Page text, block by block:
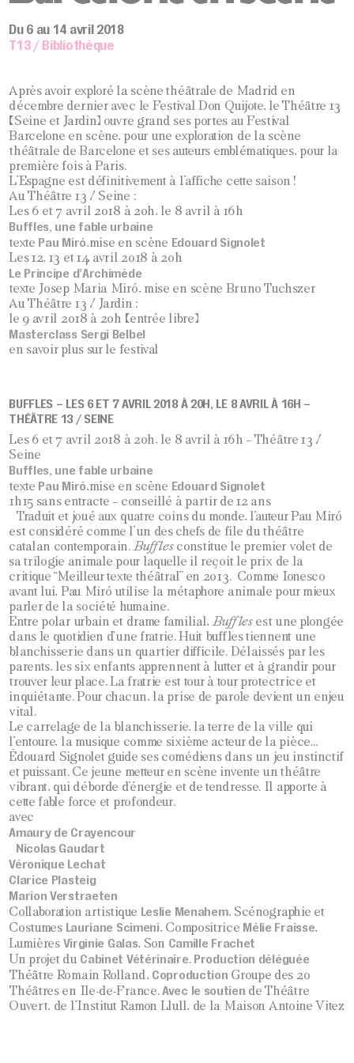
Du 6 au 14 avril 2018
T13 / Bibliothèque
Après avoir exploré la scène théâtrale de Madrid en
décembre dernier avec le Festival Don Quijote, le Théâtre 13
(Seine et Jardin) ouvre grand ses portes au Festival
Barcelone en scène, pour une exploration de la scène
théâtrale de Barcelone et ses auteurs emblématiques, pour la
première fois à Paris.
L’Espagne est définitivement à l’affiche cette saison !
Au Théâtre 13 / Seine :
Les 6 et 7 avril 2018 à 20h, le 8 avril à 16h
Buffles, une fable urbaine
texte Pau Miró,mise en scène Edouard Signolet
Les 12, 13 et 14 avril 2018 à 20h
Le Principe d’Archimède
texte Josep Maria Miró, mise en scène Bruno Tuchszer
Au Théâtre 13 / Jardin :
le 9 avril 2018 à 20h (entrée libre)
Masterclass Sergi Belbel
en savoir plus sur le festival
BUFFLES – LES 6 ET 7 AVRIL 2018 À 20H, LE 8 AVRIL À 16H –
THÉÂTRE 13 / SEINE
Les 6 et 7 avril 2018 à 20h, le 8 avril à 16h – Théâtre 13 /
Seine
Buffles, une fable urbaine
texte Pau Miró,mise en scène Edouard Signolet
1h15 sans entracte – conseillé à partir de 12 ans
Traduit et joué aux quatre coins du monde, l’auteur Pau Miró
est considéré comme l’un des chefs de file du théâtre
catalan contemporain.Bufflesconstitue le premier volet de
sa trilogie animale pour laquelle il reçoit le prix de la
critique “Meilleur texte théâtral” en 2013. Comme Ionesco
avant lui, Pau Miró utilise la métaphore animale pour mieux
parler de la société humaine.
Entre polar urbain et drame familial,Bufflesest une plongée
dans le quotidien d’une fratrie. Huit buffles tiennent une
blanchisserie dans un quartier difficile. Délaissés par les
parents, les six enfants apprennent à lutter et à grandir pour
trouver leur place. La fratrie est tour à tour protectrice et
inquiétante. Pour chacun, la prise de parole devient un enjeu
vital.
Le carrelage de la blanchisserie, la terre de la ville qui
l’entoure, la musique comme sixième acteur de la pièce…
Édouard Signolet guide ses comédiens dans un jeu instinctif
et puissant. Ce jeune metteur en scène invente un théâtre
vibrant, qui déborde d’énergie et de tendresse. Il apporte à
cette fable force et profondeur.
avec
Amaury de Crayencour
Nicolas Gaudart
Véronique Lechat
Clarice Plasteig
Marion Verstraeten
Collaboration artistique Leslie Menahem, Scénographie et
Costumes Lauriane Scimeni, Compositrice Mélie Fraisse,
Lumières Virginie Galas, Son Camille Frachet
Un projet du Cabinet Vétérinaire. Production déléguée
Théâtre Romain Rolland, Coproduction Groupe des 20
Théâtres en Ile-de-France.Avec le soutien de Théâtre
Ouvert, de l’Institut Ramon Llull, de la Maison Antoine Vitez